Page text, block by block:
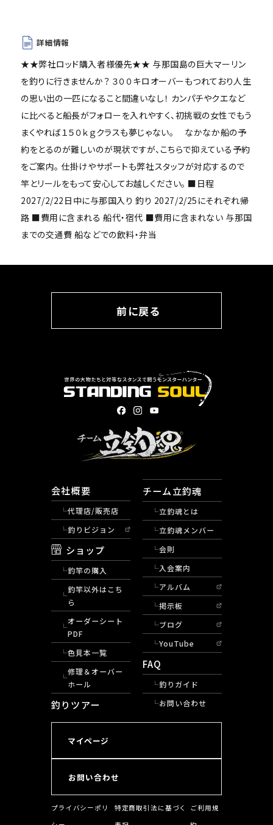
詳細情報
★★弊社ロッド購入者様優先★★ 与那国島の巨大マーリン
を釣りに行きませんか？ ３００キロオーバーもつれており人生
の思い出の一匹になること間違いなし！ カンパチやクエなど
に比べると船長がフォローを入れやすく、初挑戦の女性でもう
まくやれば１５０ｋｇクラスも夢じゃない。 なかなか船の予
約をとるのが難しいのが現状ですが、こちらで抑えている予約
をご案内。 仕掛けやサポートも弊社スタッフが対応するので
竿とリールをもって安心してお越しください。 ■日程
2027/2/22日中に与那国入り 釣り 2027/2/25にそれぞれ帰
路 ■費用に含まれる 船代・宿代 ■費用に含まれない 与那国
までの交通費 船などでの飲料・弁当
前に戻る
会社概要
代理店/販売店
釣りビジョン
ショップ
釣竿の購入
釣竿以外はこち
ら
オーダーシート
PDF
色見本一覧
修理＆オーバー
ホール
釣りツアー
チーム立釣魂
立釣魂とは
立釣魂メンバー
会則
入会案内
アルバム
掲示板
ブログ
YouTube
FAQ
釣りガイド
お問い合わせ
マイページ
お問い合わせ
プライバシーポリ
特定商取引法に基づく
ご利用規